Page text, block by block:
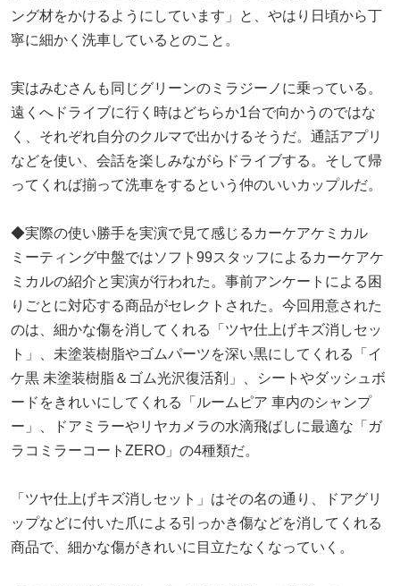
ング材をかけるようにしています」と、やはり日頃から丁
寧に細かく洗車しているとのこと。
実はみむさんも同じグリーンのミラジーノに乗っている。
遠くへドライブに行く時はどちらか1台で向かうのではな
く、それぞれ自分のクルマで出かけるそうだ。通話アプリ
などを使い、会話を楽しみながらドライブする。そして帰
ってくれば揃って洗車をするという仲のいいカップルだ。
◆実際の使い勝手を実演で見て感じるカーケアケミカル
ミーティング中盤ではソフト99スタッフによるカーケアケ
ミカルの紹介と実演が行われた。事前アンケートによる困
りごとに対応する商品がセレクトされた。今回用意された
のは、細かな傷を消してくれる「ツヤ仕上げキズ消しセッ
ト」、未塗装樹脂やゴムパーツを深い黒にしてくれる「イ
ケ黒 未塗装樹脂＆ゴム光沢復活剤」、シートやダッシュボ
ードをきれいにしてくれる「ルームピア 車内のシャンプ
ー」、ドアミラーやリヤカメラの水滴飛ばしに最適な「ガ
ラコミラーコートZERO」の4種類だ。
「ツヤ仕上げキズ消しセット」はその名の通り、ドアグリ
ップなどに付いた爪による引っかき傷などを消してくれる
商品で、細かな傷がきれいに目立たなくなっていく。